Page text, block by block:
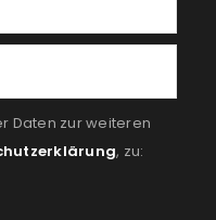
Daten zur weiteren
, zu: